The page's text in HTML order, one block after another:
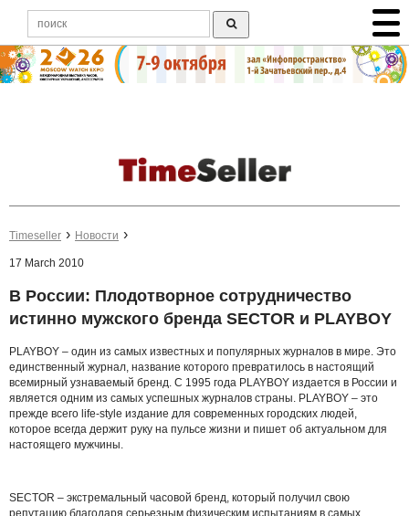
Timeseller Новости
17 March 2010
В России: Плодотворное сотрудничество
истинно мужского бренда SECTOR и PLAYBOY
PLAYBOY – один из самых известных и популярных журналов в мире. Это
единственный журнал, название которого превратилось в настоящий
всемирный узнаваемый бренд. С 1995 года PLAYBOY издается в России и
является одним из самых успешных журналов страны. PLAYBOY – это
прежде всего life-style издание для современных городских людей,
которое всегда держит руку на пульсе жизни и пишет об актуальном для
настоящего мужчины.
SECTOR – экстремальный часовой бренд, который получил свою
репутацию благодаря серьезным физическим испытаниям в самых